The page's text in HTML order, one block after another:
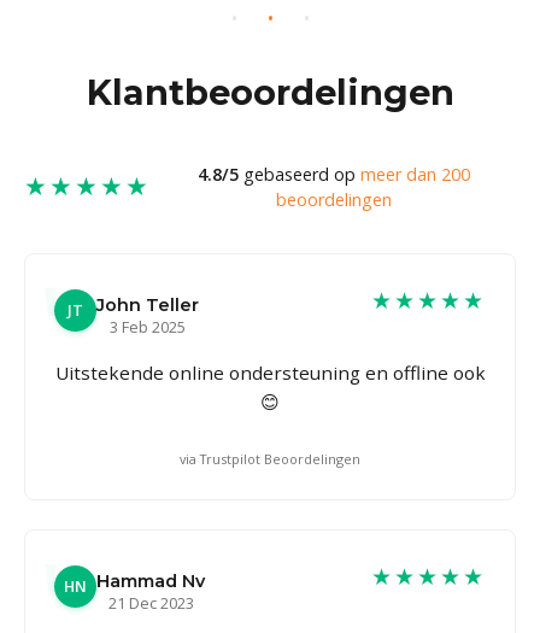
Klantbeoordelingen
★★★★★ 4.8/5gebaseerd op meer dan 200
beoordelingen
JT
John Teller
3 Feb 2025
★★★★★
Uitstekende online ondersteuning en offline ook
😊
via Trustpilot Beoordelingen
HN Hammad Nv
21 Dec 2023
★★★★★